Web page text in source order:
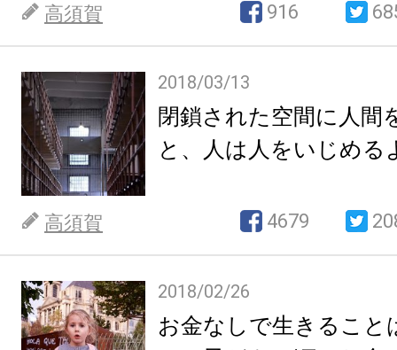
高須賀 916
2018/03/13
閉鎖された空間に人間
と、人は人をいじめる
高須賀 4679
2018/02/26
お金なしで生きること